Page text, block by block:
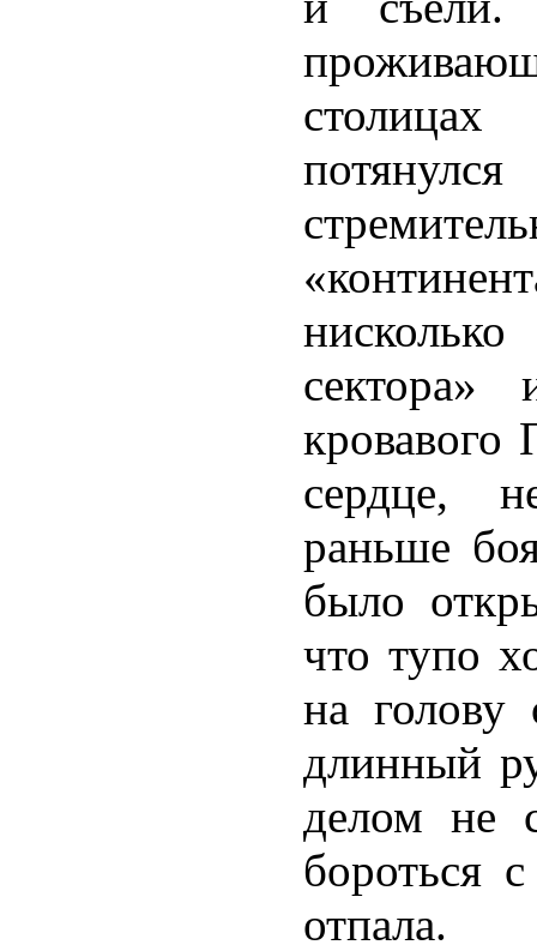
сектора»
кровавого
сердце,
раньше
было
что тупо
на голову
длинный
делом не
бороться
отпала.